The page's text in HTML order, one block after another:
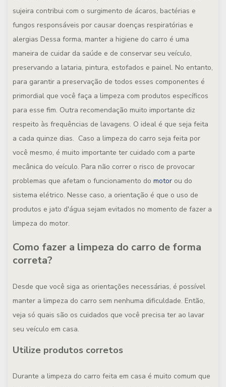
sujeira contribui com o surgimento de ácaros, bactérias e
fungos responsáveis por causar doenças respiratórias e
alergias Dessa forma, manter a higiene do carro é uma
maneira de cuidar da saúde e de conservar seu veículo,
preservando a lataria, pintura, estofados e painel. No entanto,
para garantir a preservação de todos esses componentes é
primordial que você faça a limpeza com produtos específicos
para esse fim. Outra recomendação muito importante diz
respeito às frequências de lavagens. O ideal é que seja feita
a cada quinze dias. Caso a limpeza do carro seja feita por
você mesmo, é muito importante ter cuidado com a parte
mecânica do veículo. Para não correr o risco de provocar
problemas que afetam o funcionamento do motor ou do
sistema elétrico. Nesse caso, a orientação é que o uso de
produtos e jato d'água sejam evitados no momento de fazer a
limpeza do motor.
Como fazer a limpeza do carro de forma
correta?
Desde que você siga as orientações necessárias, é possível
manter a limpeza do carro sem nenhuma dificuldade. Então,
veja só quais são os cuidados que você precisa ter ao lavar
seu veículo em casa.
Utilize produtos corretos
Durante a limpeza do carro feita em casa é muito comum que